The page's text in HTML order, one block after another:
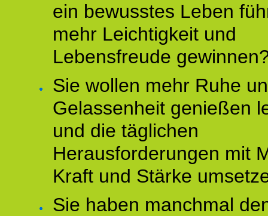
ein bewusstes Leben
mehr Leichtigkeit und
Lebensfreude
Sie wollen mehr Ruhe
Gelassenheit genießen
und die täglichen
Herausforderungen mit
Kraft und Stärke
Sie haben manchmal